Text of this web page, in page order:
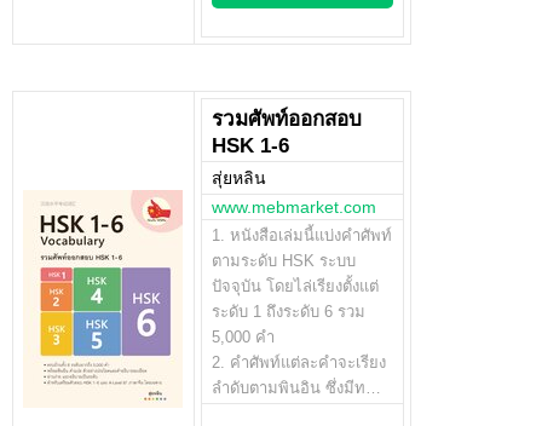
รวมศัพท์ออกสอบ
HSK 1-6
สุ่ยหลิน
www.mebmarket.com
1. หนังสือเล่มนี้แบ่งคำศัพท์
ตามระดับ HSK ระบบ
ปัจจุบัน โดยไล่เรียงตั้งแต่
ระดับ 1 ถึงระดับ 6 รวม
5,000 คำ
2. คำศัพท์แต่ละคำจะเรียง
ลำดับตามพินอิน ซึ่งมีท…